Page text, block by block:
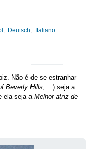
Deutsch Italiano
Não é de se estranhar
Beverly Hills, ...) seja a
ela seja a Melhor atriz de